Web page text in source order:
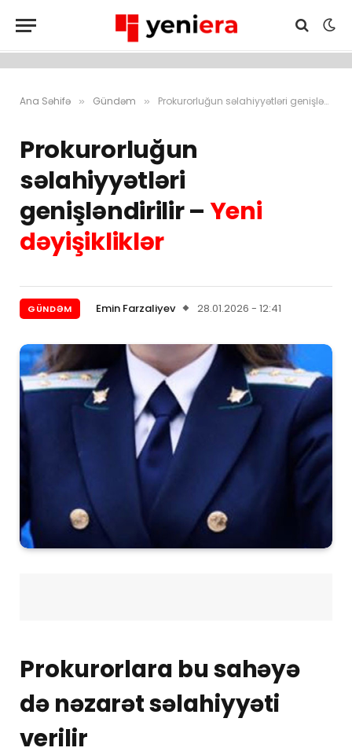
Ana Səhifə » Gündəm » Prokurorluğun səlahiyyətləri genişləndirilir – Yeni dəyişikliklər
Prokurorluğun
səlahiyyətləri
genişləndirilir –Yeni
dəyişikliklər
GÜNDƏM Emin Farzaliyev 28.01.2026 - 12:41
Prokurorlara bu sahəyə
də nəzarət səlahiyyəti
verilir